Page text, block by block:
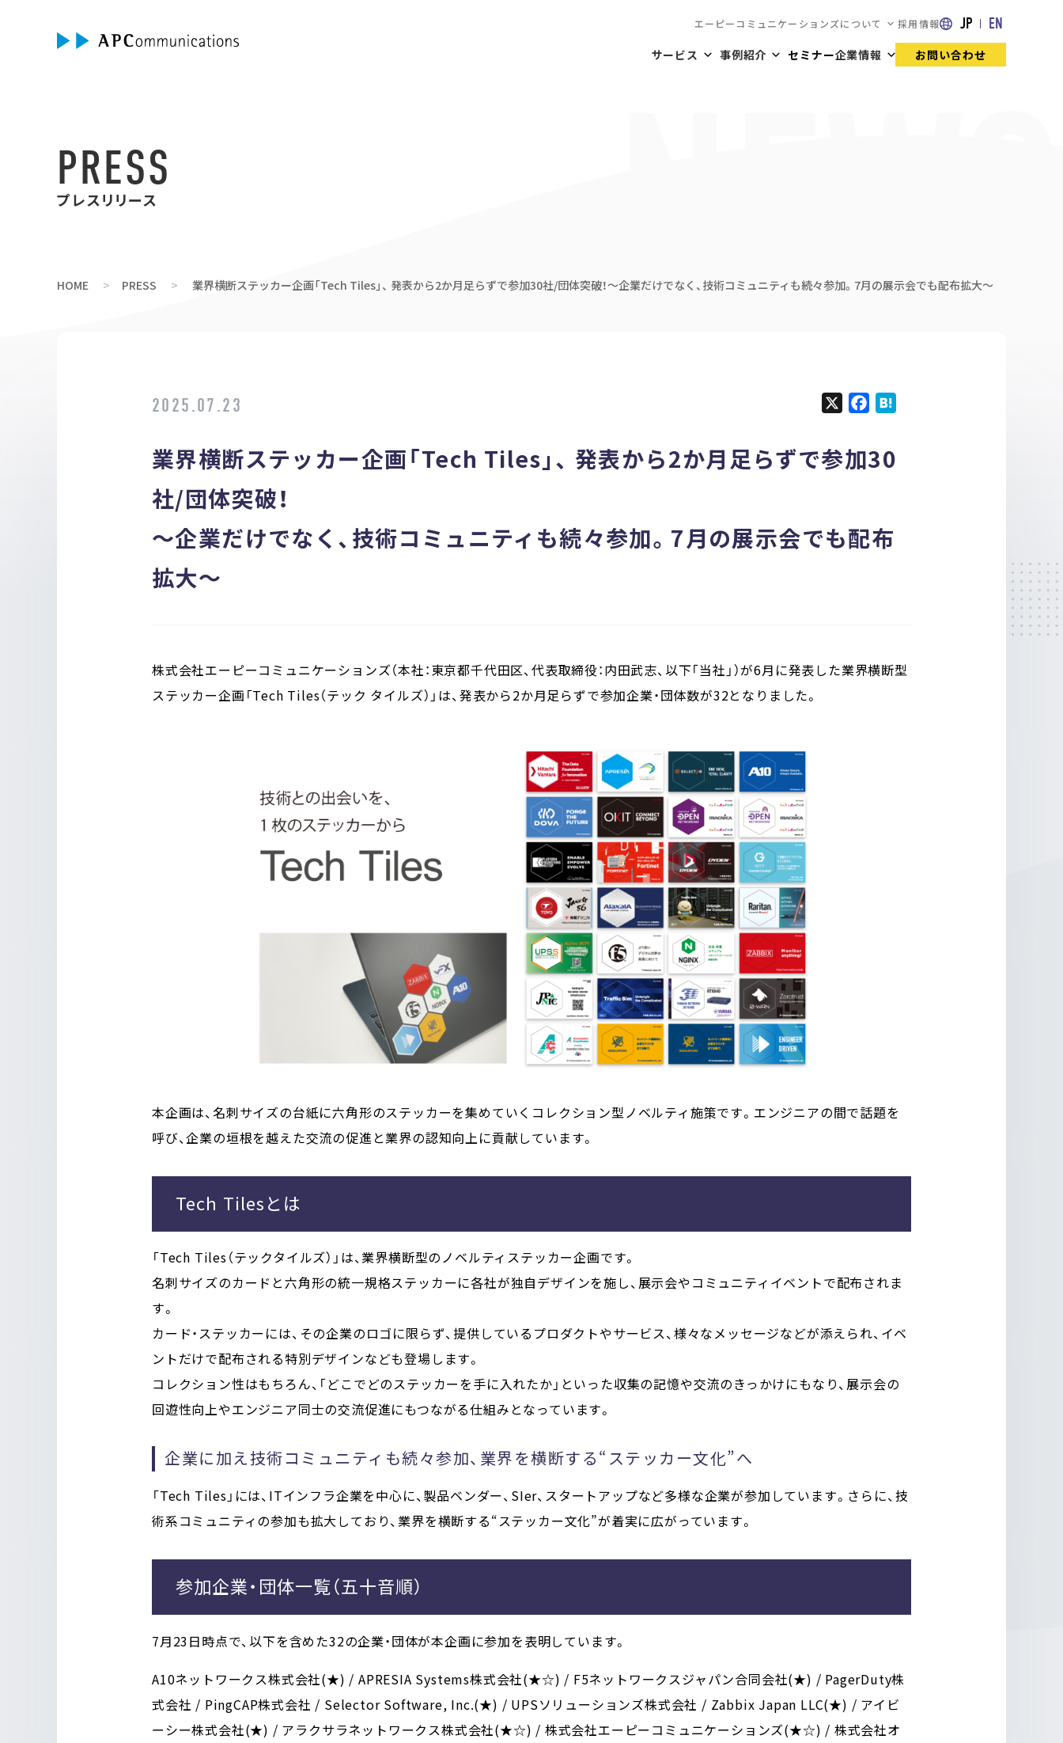
エーピーコミュニケーションズについて 採用情報 JP EN
サービス 事例紹介 セミナー企業情報 お問い合わせ
PRESS
プレスリリース
HOME PRESS 業界横断ステッカー企画「Tech Tiles」、 発表から2か月足らずで参加30社/団体突破！〜企業だけでなく、技術コミュニティも続々参加。7月の展示会でも配布拡大〜
2025.07.23
業界横断ステッカー企画「Tech Tiles」、 発表から2か月足らずで参加30
社/団体突破！
〜企業だけでなく、技術コミュニティも続々参加。7月の展示会でも配布
拡大〜
X F
a
c
e
o
k
株式会社エーピーコミュニケーションズ（本社：東京都千代田区、代表取締役：内田武志、以下「当社」）が6月に発表した業界横断型
ステッカー企画「Tech Tiles（テック タイルズ）」は、発表から2か月足らずで参加企業・団体数が32となりました。
本企画は、名刺サイズの台紙に六角形のステッカーを集めていくコレクション型ノベルティ施策です。エンジニアの間で話題を
呼び、企業の垣根を越えた交流の促進と業界の認知向上に貢献しています。
Tech Tilesとは
「Tech Tiles（テックタイルズ）」は、業界横断型のノベルティステッカー企画です。
名刺サイズのカードと六角形の統一規格ステッカーに各社が独自デザインを施し、展示会やコミュニティイベントで配布されま
す。
カード・ステッカーには、その企業のロゴに限らず、提供しているプロダクトやサービス、様々なメッセージなどが添えられ、イベ
ントだけで配布される特別デザインなども登場します。
コレクション性はもちろん、「どこでどのステッカーを手に入れたか」といった収集の記憶や交流のきっかけにもなり、展示会の
回遊性向上やエンジニア同士の交流促進にもつながる仕組みとなっています。
企業に加え技術コミュニティも続々参加、業界を横断する“ステッカー文化”へ
「Tech Tiles」には、ITインフラ企業を中心に、製品ベンダー、SIer、スタートアップなど多様な企業が参加しています。さらに、技
術系コミュニティの参加も拡大しており、業界を横断する“ステッカー文化”が着実に広がっています。
参加企業・団体一覧（五十音順）
7月23日時点で、 以下を含めた32の企業・団体が本企画に参加を表明しています。
A10ネットワークス株式会社(★) / APRESIA Systems株式会社(★☆) / F5ネットワークスジャパン合同会社(★) / PagerDuty株
式会社 / PingCAP株式会社 / Selector Software, Inc.(★) / UPSソリューションズ株式会社 / Zabbix Japan LLC(★) / アイビ
ーシー株式会社(★) / アラクサラネットワークス株式会社(★☆) / 株式会社エーピーコミュニケーションズ(★☆) / 株式会社オ